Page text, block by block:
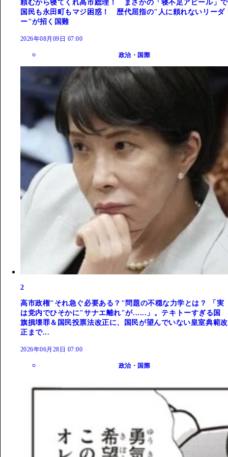
頼むから寝てくれ高市総理！ まさかの「寝不足アピール」で
国民も永田町もマジ困惑！ 歴代屈指の"人に頼れないリーダ
ー"が招く国難
2026年08月09日 07:00
政治・国際
2
高市政権"それ急ぐ必要ある？"問題の不穏な力学とは？ 「実
は党内でひそかに"サナエ離れ"が......」。テキトーすぎる国
旗損壊罪＆国民投票法改正に、国民が望んでいない皇室典範改
正まで...
2026年06月28日 07:00
政治・国際